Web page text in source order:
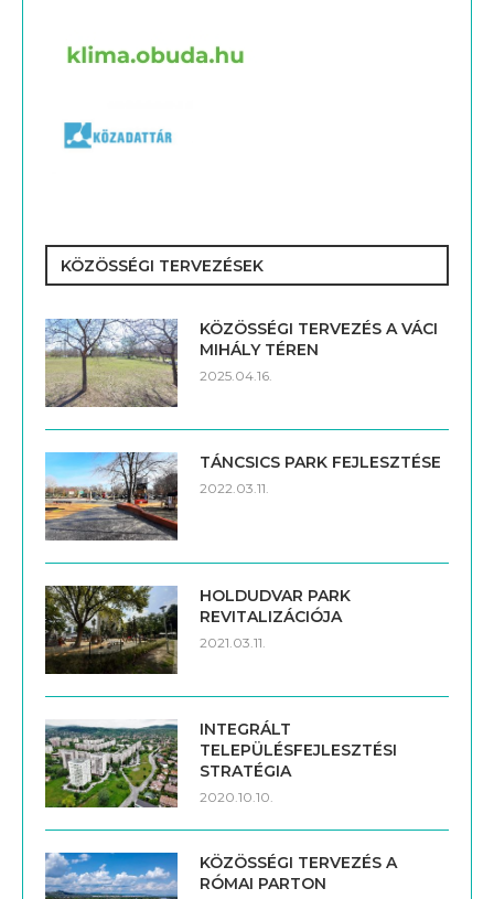
KÖZÖSSÉGI TERVEZÉSEK
KÖZÖSSÉGI TERVEZÉS A VÁCI
MIHÁLY TÉREN
2025.04.16.
TÁNCSICS PARK FEJLESZTÉSE
2022.03.11.
HOLDUDVAR PARK
REVITALIZÁCIÓJA
2021.03.11.
INTEGRÁLT
TELEPÜLÉSFEJLESZTÉSI
STRATÉGIA
2020.10.10.
KÖZÖSSÉGI TERVEZÉS A
RÓMAI PARTON